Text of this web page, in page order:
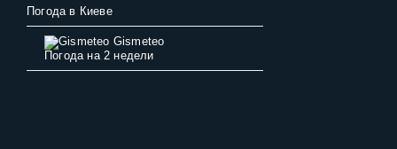
Погода в Киеве
Gismeteo
Погода на 2 недели